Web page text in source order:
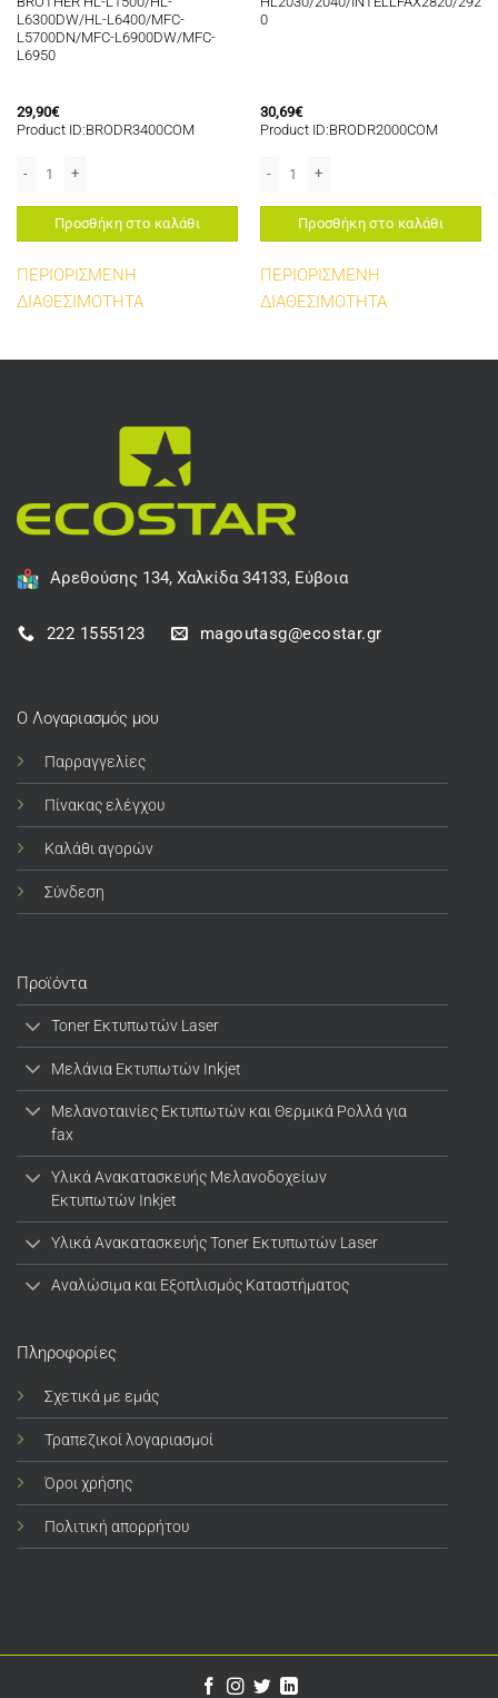
L6300DW/HL-L6400/MFC-
L5700DN/MFC-L6900DW/MFC-
L6950
29,90€
Product ID:BRODR3400COM
Προσθήκη στο καλάθι
ΠΕΡΙΟΡΙΣΜΕΝΗ
ΔΙΑΘΕΣΙΜΟΤΗΤΑ
0
30,69€
Product ID:BRODR2000COM
Προσθήκη στο καλάθι
ΠΕΡΙΟΡΙΣΜΕΝΗ
ΔΙΑΘΕΣΙΜΟΤΗΤΑ
Αρεθούσης 134, Χαλκίδα 34133, Εύβοια
222 1555123 magoutasg@ecostar.gr
Ο Λογαριασμός μου
Παρραγγελίες
Πίνακας ελέγχου
Καλάθι αγορών
Σύνδεση
Προϊόντα
Toner Εκτυπωτών Laser
Μελάνια Εκτυπωτών Inkjet
Μελανοταινίες Εκτυπωτών και Θερμικά Ρολλά για
fax
Υλικά Ανακατασκευής Μελανοδοχείων
Εκτυπωτών Inkjet
Υλικά Ανακατασκευής Toner Εκτυπωτών Laser
Αναλώσιμα και Εξοπλισμός Καταστήματος
Πληροφορίες
Σχετικά με εμάς
Τραπεζικοί λογαριασμοί
Όροι χρήσης
Πολιτική απορρήτου